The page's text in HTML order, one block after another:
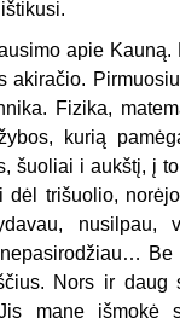
apie Kauną.
akiračio.
Fizika,
kurią
šuoliai i aukštį, į
trišuolio, norėjo
nusilpau,
Be
Nors ir daug
mane išmokė